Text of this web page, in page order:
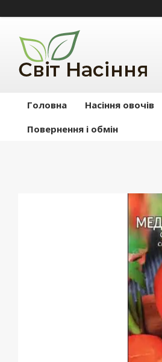
Головна Насіння овочів
Повернення і обмін